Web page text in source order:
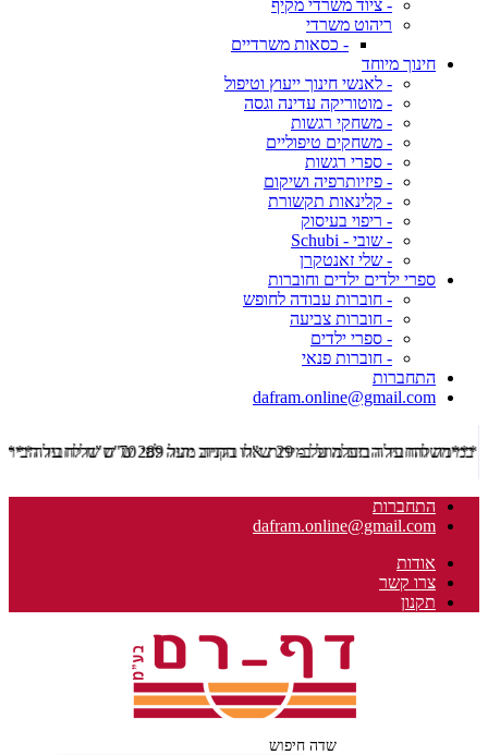
- ציוד משרדי מקיף
ריהוט משרדי
- כסאות משרדיים
חינוך מיוחד
- לאנשי חינוך ייעוץ וטיפול
- מוטוריקה עדינה וגסה
- משחקי רגשות
- משחקים טיפוליים
- ספרי רגשות
- פיזיותרפיה ושיקום
- קלינאות תקשורת
- ריפוי בעיסוק
- שובי - Schubi
- שלי זאנטקרן
ספרי ילדים ילדים וחוברות
- חוברות עבודה לחופש
- חוברות צביעה
- ספרי ילדים
- חוברות פנאי
התחברות
dafram.online@gmail.com
***משלוח עד הבית מוזל ב- 29 ש"ח בקניה מעל 289 ש"ח שליח עד הבית ***
התחברות
dafram.online@gmail.com
אודות
צרו קשר
תקנון
שדה חיפוש